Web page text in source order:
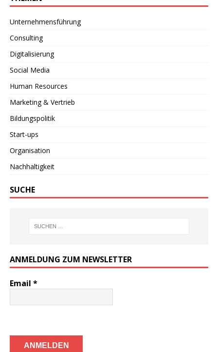
Unternehmensführung
Consulting
Digitalisierung
Social Media
Human Resources
Marketing & Vertrieb
Bildungspolitik
Start-ups
Organisation
Nachhaltigkeit
SUCHE
ANMELDUNG ZUM NEWSLETTER
Email *